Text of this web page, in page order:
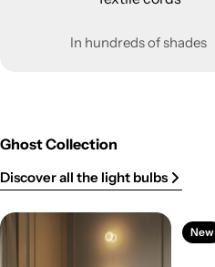
In hundreds of shades
Ghost Collection
Discover all the light bulbs
New